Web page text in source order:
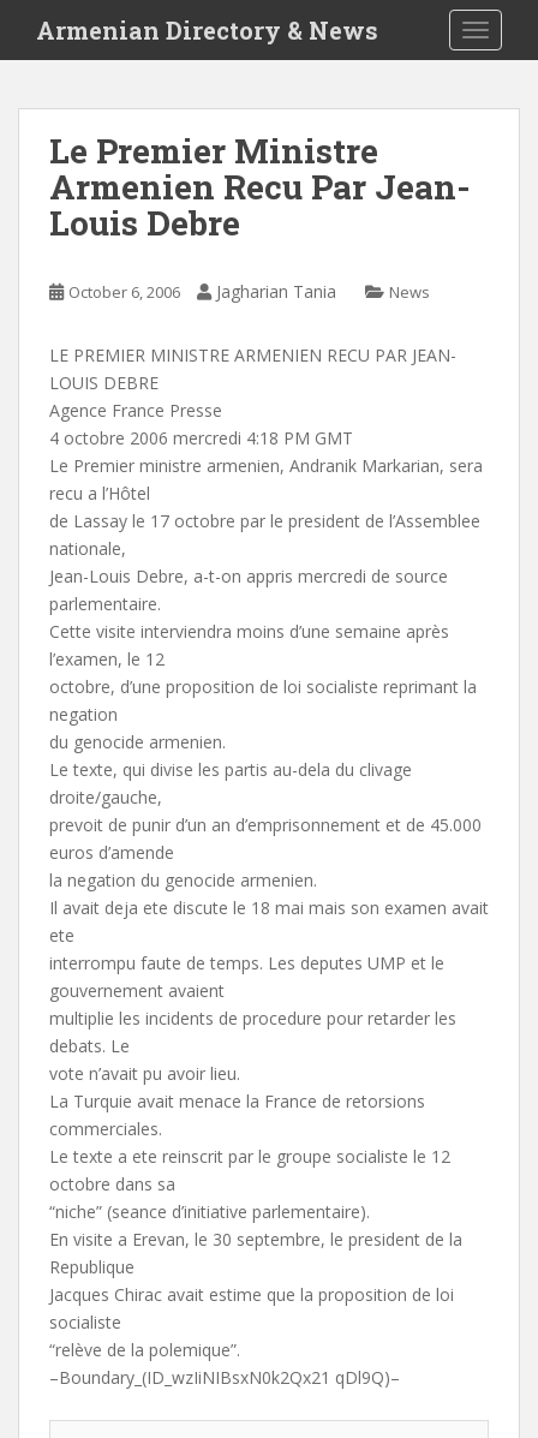
i
Armenian Directory & News
Le Premier Ministre
Armenien Recu Par Jean-
Louis Debre
October 6, 2006 Jagharian Tania News
LE PREMIER MINISTRE ARMENIEN RECU PAR JEAN-
LOUIS DEBRE
Agence France Presse
4 octobre 2006 mercredi 4:18 PM GMT
Le Premier ministre armenien, Andranik Markarian, sera
recu a l’Hôtel
de Lassay le 17 octobre par le president de l’Assemblee
nationale,
Jean-Louis Debre, a-t-on appris mercredi de source
parlementaire.
Cette visite interviendra moins d’une semaine après
l’examen, le 12
octobre, d’une proposition de loi socialiste reprimant la
negation
du genocide armenien.
Le texte, qui divise les partis au-dela du clivage
droite/gauche,
prevoit de punir d’un an d’emprisonnement et de 45.000
euros d’amende
la negation du genocide armenien.
Il avait deja ete discute le 18 mai mais son examen avait
ete
interrompu faute de temps. Les deputes UMP et le
gouvernement avaient
multiplie les incidents de procedure pour retarder les
debats. Le
vote n’avait pu avoir lieu.
La Turquie avait menace la France de retorsions
commerciales.
Le texte a ete reinscrit par le groupe socialiste le 12
octobre dans sa
“niche” (seance d’initiative parlementaire).
En visite a Erevan, le 30 septembre, le president de la
Republique
Jacques Chirac avait estime que la proposition de loi
socialiste
“relève de la polemique”.
–Boundary_(ID_wzIiNIBsxN0k2Qx21 qDl9Q)–